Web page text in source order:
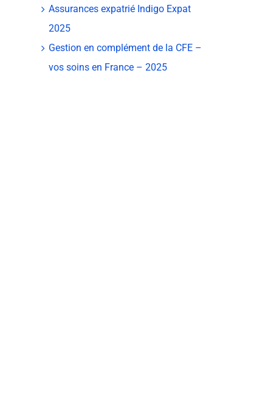
Assurances expatrié Indigo Expat
2025
Gestion en complément de la CFE –
vos soins en France – 2025